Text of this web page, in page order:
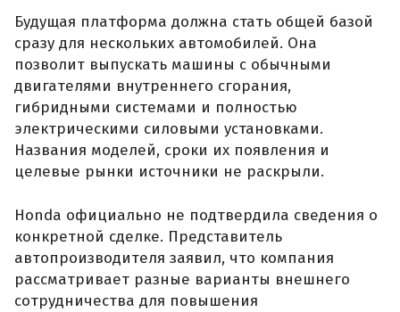
Будущая платформа должна стать общей базой
сразу для нескольких автомобилей. Она
позволит выпускать машины с обычными
двигателями внутреннего сгорания,
гибридными системами и полностью
электрическими силовыми установками.
Названия моделей, сроки их появления и
целевые рынки источники не раскрыли.
Honda официально не подтвердила сведения о
конкретной сделке. Представитель
автопроизводителя заявил, что компания
рассматривает разные варианты внешнего
сотрудничества для повышения